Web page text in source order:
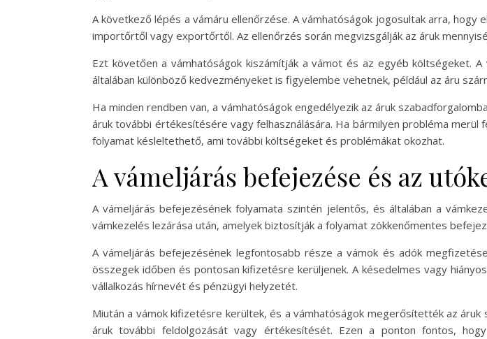
A következő lépés a vámáru ellenőrzése. A vámhatóságok jogosultak arra,
importőrtől vagy exportőrtől. Az ellenőrzés során megvizsgálják az áruk
Ezt követően a vámhatóságok kiszámítják a vámot és az egyéb költségeket.
általában különböző kedvezményeket is figyelembe vehetnek, például az áru
Ha minden rendben van, a vámhatóságok engedélyezik az áruk
áruk további értékesítésére vagy felhasználására. Ha bármilyen probléma
folyamat késleltethető, ami további költségeket és problémákat okozhat.
A vámeljárás befejezése és az
A vámeljárás befejezésének folyamata szintén jelentős, és általában a
vámkezelés lezárása után, amelyek biztosítják a folyamat zökkenőmentes
A vámeljárás befejezésének legfontosabb része a vámok és adók
összegek időben és pontosan kifizetésre kerüljenek. A késedelmes vagy
vállalkozás hírnevét és pénzügyi helyzetét.
Miután a vámok kifizetésre kerültek, és a vámhatóságok megerősítették az
áruk további feldolgozását vagy értékesítését. Ezen a ponton fontos,